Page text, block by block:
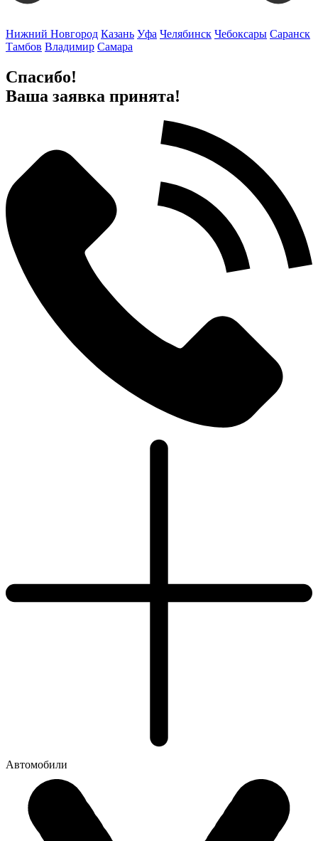
Нижний Новгород Казань Уфа Челябинск Чебоксары Саранск
Тамбов Владимир Самара
Спасибо!
Ваша заявка принята!
Автомобили